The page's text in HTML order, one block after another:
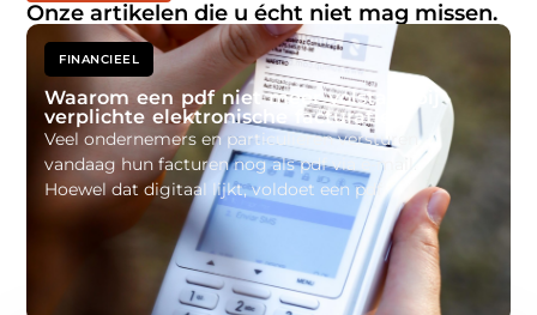
Onze artikelen die u écht niet mag missen.
FINANCIEEL
Waarom een pdf niet meer volstaat bij
verplichte elektronische facturatie
Veel ondernemers en particulieren versturen
vandaag hun facturen nog als pdf via e-mail.
Hoewel dat digitaal lijkt, voldoet een pdf